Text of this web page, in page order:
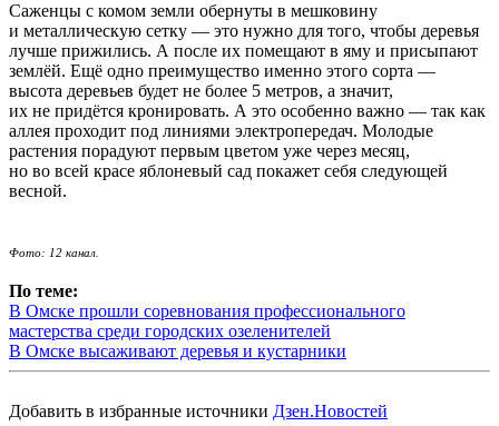
Саженцы с комом земли обернуты в мешковину
и металлическую сетку — это нужно для того, чтобы деревья
лучше прижились. А после их помещают в яму и присыпают
землёй. Ещё одно преимущество именно этого сорта —
высота деревьев будет не более 5 метров, а значит,
их не придётся кронировать. А это особенно важно — так как
аллея проходит под линиями электропередач. Молодые
растения порадуют первым цветом уже через месяц,
но во всей красе яблоневый сад покажет себя следующей
весной.
Фото: 12 канал.
По теме:
В Омске прошли соревнования профессионального
мастерства среди городских озеленителей
В Омске высаживают деревья и кустарники
Добавить в избранные источники Дзен.Новостей